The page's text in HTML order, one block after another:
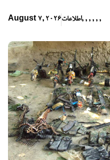
August 7, 2026اطلاعات, , , , , ,